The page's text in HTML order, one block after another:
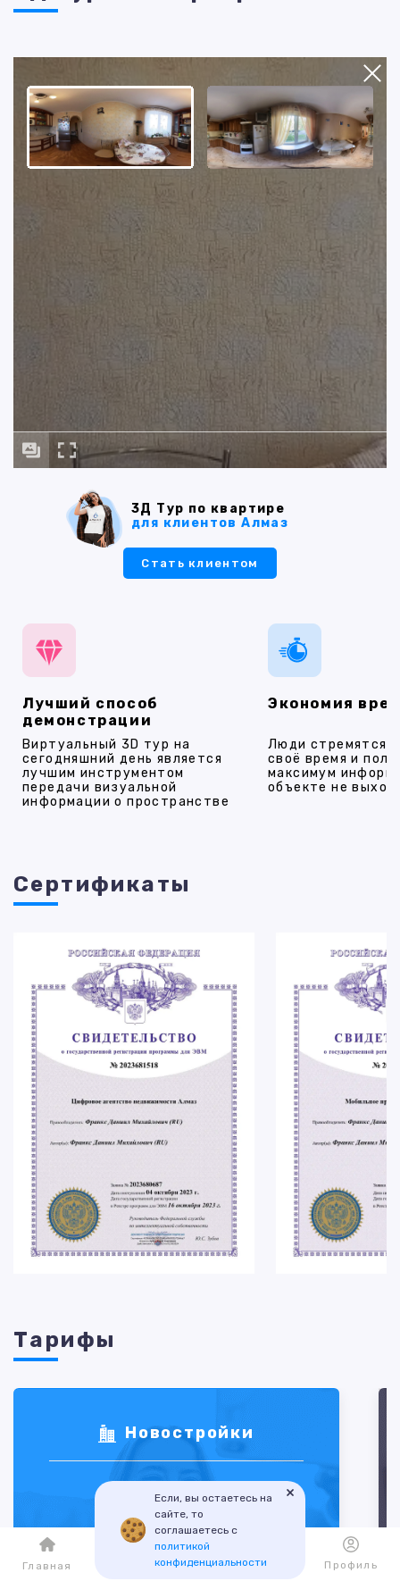
3Д Тур по квартире
для клиентов Алмаз
Стать клиентом
Лучший способ
демонстрации
Виртуальный 3D тур на
сегодняшний день является
лучшим инструментом
передачи визуальной
информации о пространстве
Экономия
Люди стремятся
своё время и
максимум
объекте не
Cертификаты
Тарифы
Новостройки
0%
Сделка
Главная
Каталог Избранное Профиль
Если, вы остаетесь на
сайте, то
соглашаетесь с
политикой
конфиденциальности
×